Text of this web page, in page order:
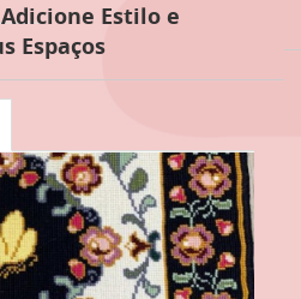
Estilo e
Espaços